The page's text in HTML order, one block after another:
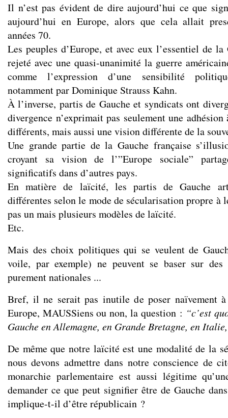
Il n’est pas évident de dire aujourd’hui ce que
aujourd’hui en Europe, alors que cela allait
années 70.
Les peuples d’Europe, et avec eux l’essentiel de
rejeté avec une quasi-unanimité la guerre
comme l’expression d’une sensibilité
notamment par Dominique Strauss Kahn.
À l’inverse, partis de Gauche et syndicats ont
divergence n’exprimait pas seulement une
différents, mais aussi une vision différente de la
Une grande partie de la Gauche française
croyant sa vision de l’”Europe sociale”
significatifs dans d’autres pays.
En matière de laïcité, les partis de Gauche
différentes selon le mode de sécularisation propre à
pas un mais plusieurs modèles de laïcité.
Etc.
Mais des choix politiques qui se veulent de
voile, par exemple) ne peuvent se baser sur
purement nationales ...
Bref, il ne serait pas inutile de poser naïvement
Europe, MAUSSiens ou non, la question : “c’est
Gauche en Allemagne, en Grande Bretagne, en
De même que notre laïcité est une modalité de la
nous devons admettre dans notre conscience de
monarchie parlementaire est aussi légitime
demander ce que peut signifier être de Gauche
implique-t-il d’être républicain ?